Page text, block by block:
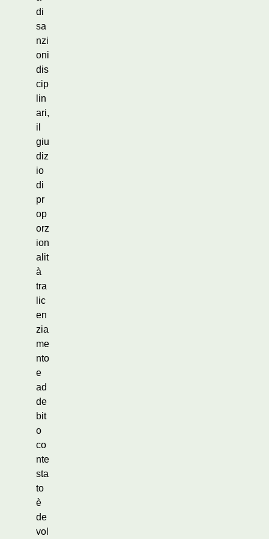
di
sa
nzi
oni
dis
cip
lin
ari,
il
giu
diz
io
di
pr
op
orz
ion
alit
à
tra
lic
en
zia
me
nto
e
ad
de
bit
o
co
nte
sta
to
è
de
vol